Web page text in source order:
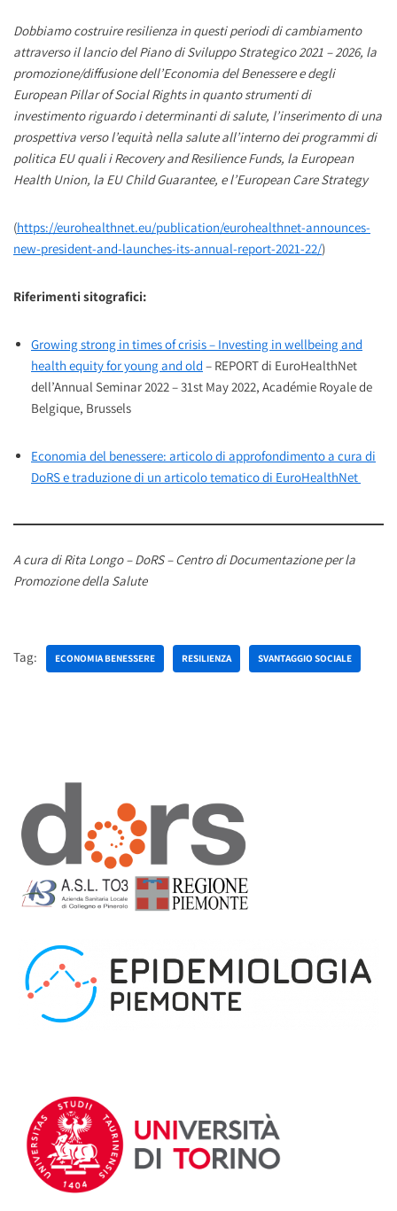
Dobbiamo costruire resilienza in questi periodi di cambiamento
attraverso il lancio del Piano di Sviluppo Strategico 2021 – 2026, la
promozione/diffusione dell’Economia del Benessere e degli
European Pillar of Social Rights in quanto strumenti di
investimento riguardo i determinanti di salute, l’inserimento di una
prospettiva verso l’equità nella salute all’interno dei programmi di
politica EU quali i Recovery and Resilience Funds, la European
Health Union, la EU Child Guarantee, e l’European Care Strategy
(https://eurohealthnet.eu/publication/eurohealthnet-announces-
new-president-and-launches-its-annual-report-2021-22/)
Riferimenti sitografici:
Growing strong in times of crisis – Investing in wellbeing and
health equity for young and old – REPORT di EuroHealthNet
dell’Annual Seminar 2022 – 31st May 2022, Académie Royale de
Belgique, Brussels
Economia del benessere: articolo di approfondimento a cura di
DoRS e traduzione di un articolo tematico di EuroHealthNet
A cura di Rita Longo – DoRS – Centro di Documentazione per la
Promozione della Salute
Tag: ECONOMIA BENESSERE RESILIENZA SVANTAGGIO SOCIALE